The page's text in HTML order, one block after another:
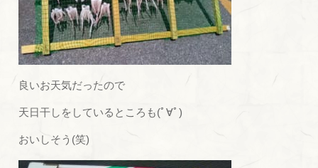
良いお天気だったので
天日干しをしているところも(ﾟ∀ﾟ)
おいしそう(笑)